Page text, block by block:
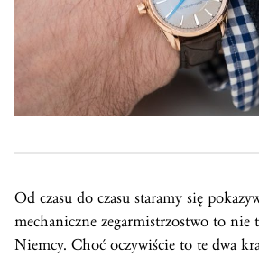
Od czasu do czasu staramy się
mechaniczne zegarmistrzostwo to nie
Niemcy. Choć oczywiście to te dwa